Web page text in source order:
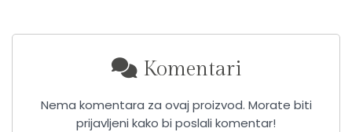
Komentari
Nema komentara za ovaj proizvod. Morate biti
prijavljeni kako bi poslali komentar!